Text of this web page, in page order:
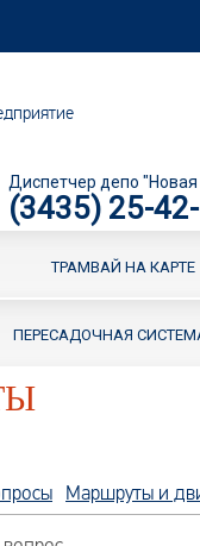
Диспетчер депо
(3435) 25-
ТРАМВАЙ НА КАРТЕ
ПЕРЕСАДОЧНАЯ
Маршруты и